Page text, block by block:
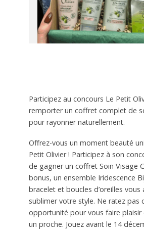
Participez au concours Le Petit
remporter un coffret complet de
pour rayonner naturellement.
Offrez-vous un moment beauté
Petit Olivier ! Participez à son
de gagner un coffret Soin Visage
bonus, un ensemble Iridescence
bracelet et boucles d’oreilles
sublimer votre style. Ne ratez pas
opportunité pour vous faire plaisir
un proche. Jouez avant le 14